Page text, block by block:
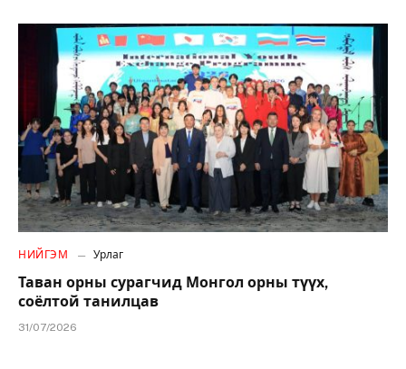
НИЙГЭМ Урлаг
Таван орны сурагчид Монгол орны түүх,
соёлтой танилцав
31/07/2026